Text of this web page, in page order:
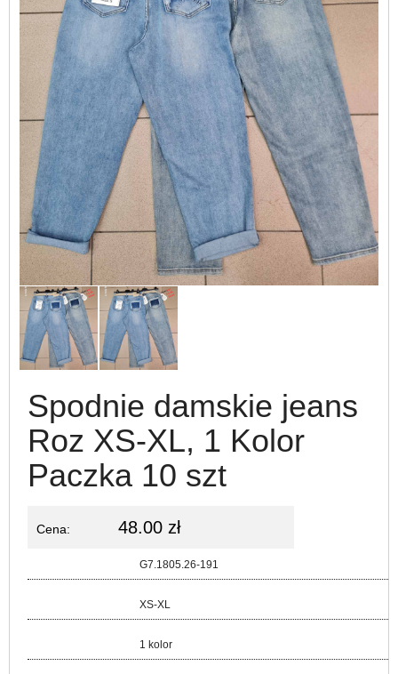
Spodnie damskie jeans
Roz XS-XL, 1 Kolor
Paczka 10 szt
Cena: 48.00 zł
G7.1805.26-191
XS-XL
1 kolor